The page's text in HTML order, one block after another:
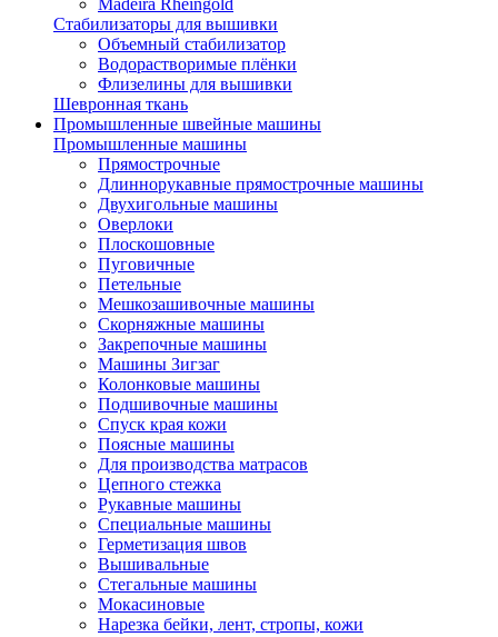
Madeira Rheingold
Стабилизаторы для вышивки
Объемный стабилизатор
Водорастворимые плёнки
Флизелины для вышивки
Шевронная ткань
Промышленные швейные машины
Промышленные машины
Прямострочные
Длиннорукавные прямострочные машины
Двухигольные машины
Оверлоки
Плоскошовные
Пуговичные
Петельные
Мешкозашивочные машины
Скорняжные машины
Закрепочные машины
Машины Зигзаг
Колонковые машины
Подшивочные машины
Спуск края кожи
Поясные машины
Для производства матрасов
Цепного стежка
Рукавные машины
Специальные машины
Герметизация швов
Вышивальные
Стегальные машины
Мокасиновые
Нарезка бейки, лент, стропы, кожи